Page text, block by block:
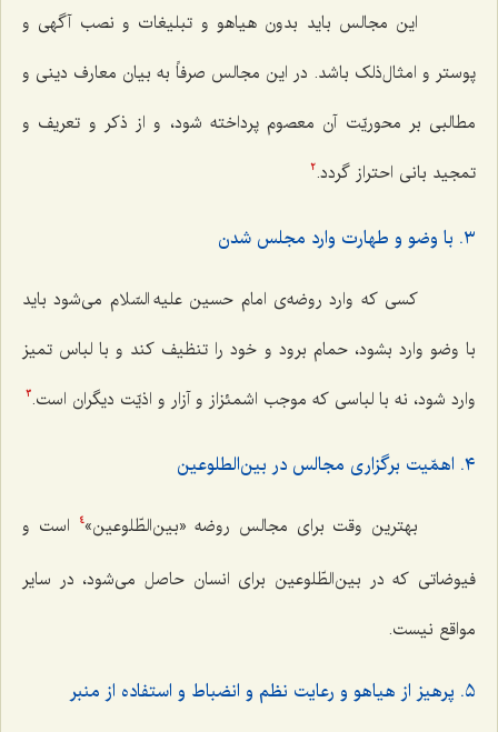
این مجالس باید بدون هیاهو و تبلیغات و نصب آگهی و
پوستر و امثال‌ذلک باشد. در این مجالس صرفاً به بیان معارف دینی و
مطالبی بر محوریّت آن معصوم پرداخته شود، و از ذکر و تعریف و
تمجید بانی احتراز گردد.2
٣. با وضو و طهارت وارد مجلس شدن
کسی که وارد روضه‌ی امام حسین علیه السّلام می‌شود باید
با وضو وارد بشود، حمام برود و خود را تنظیف کند و با لباس تمیز
وارد شود، نه با لباسی که موجب اشمئزاز و آزار و اذیّت دیگران است.3
٤. اهمّیت برگزاری مجالس در بین‌الطلوعین
بهترین وقت برای مجالس روضه «بین‌الطّلوعین»4
است و
فیوضاتی که در بین‌الطّلوعین برای انسان حاصل می‌شود، در سایر
مواقع نیست.
٥. پرهیز از هیاهو و رعایت نظم و انضباط و استفاده از منبر